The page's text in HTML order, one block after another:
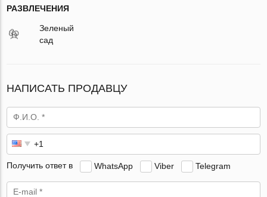
РАЗВЛЕЧЕНИЯ
Зеленый
сад
НАПИСАТЬ ПРОДАВЦУ
Получить ответ в WhatsApp Viber Telegram